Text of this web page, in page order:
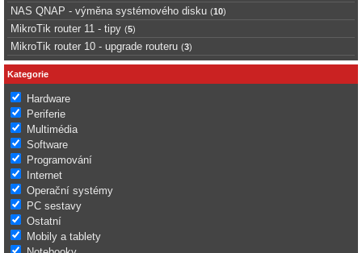
NAS QNAP - výměna systémového disku (10)
MikroTik router 11 - tipy (5)
MikroTik router 10 - upgrade routeru (3)
Kategorie
Hardware
Periferie
Multimédia
Software
Programování
Internet
Operační systémy
PC sestavy
Ostatní
Mobily a tablety